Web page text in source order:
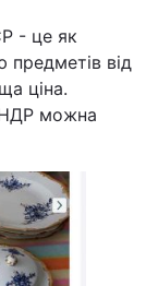
- це як
предметів від
ціна.
НДР можна